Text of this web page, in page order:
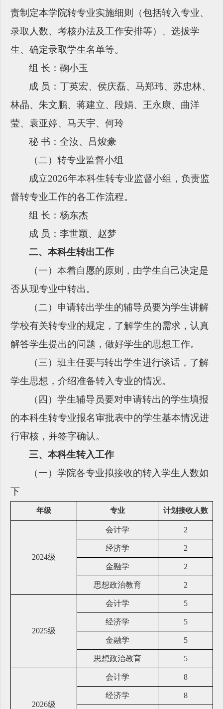
责制定本学院转专业实施细则（包括转入专业、
录取人数、考核办法及工作安排等）、选拔学
生、确定录取学生名单等。
组 长：鞠小玉
成 员：丁英宏、侯庆磊、马郑玮、苏忠林、
林晶、朱文鹏、蒋建立、段娟、王永康、曲洋
莹、袁亚婷、马天宇、何玲
秘 书：全汝、吕焌豪
（二）转专业监督小组
成立2026年本科生转专业监督小组，负责监
督转专业工作的各工作流程。
组 长：杨东杰
成 员： 李世颖、赵梦
二、本科生转出工作
（一）本着自愿的原则，由学生自己决定是
否从现专业中转出。
（二）申请转出学生的辅导员要为学生讲解
学校有关转专业的规定，了解学生的需求，认真
解答学生提出的问题，做好学生的思想工作。
（三）班主任要与转出学生进行谈话，了解
学生思想，介绍准备转入专业的情况。
（四）学生辅导员要对申请转出的学生填报
的本科生转专业报名审批表中的学生基本情况进
行审核，并签字确认。
三、本科生转入工作
（一）学院各专业拟接收的转入学生人数如
下
年级 专业 计划接收人数
2024级
会计学 2
经济学 2
金融学 2
思想政治教育 2
2025级
会计学 5
经济学 5
金融学 5
思想政治教育 5
2026级
会计学 8
经济学 8